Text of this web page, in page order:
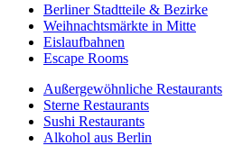
Berliner Stadtteile & Bezirke
Weihnachtsmärkte in Mitte
Eislaufbahnen
Escape Rooms
Außergewöhnliche Restaurants
Sterne Restaurants
Sushi Restaurants
Alkohol aus Berlin